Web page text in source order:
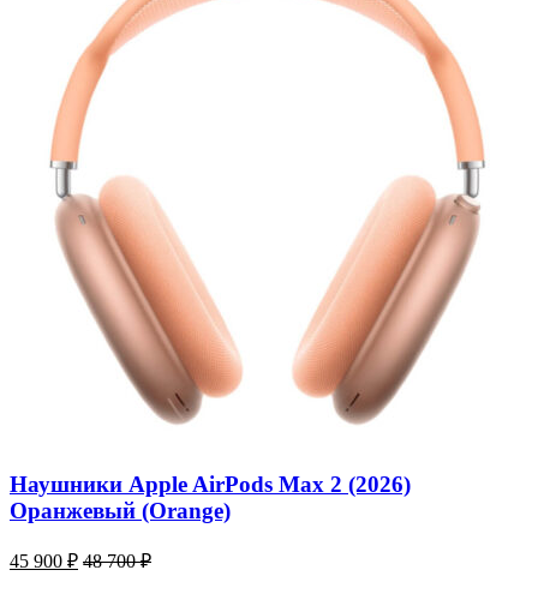
Наушники Apple AirPods Max 2 (2026)
Оранжевый (Orange)
45 900 ₽ 48 700₽